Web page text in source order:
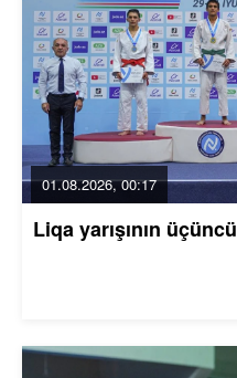
01.08.2026, 00:17
Liqa yarışının